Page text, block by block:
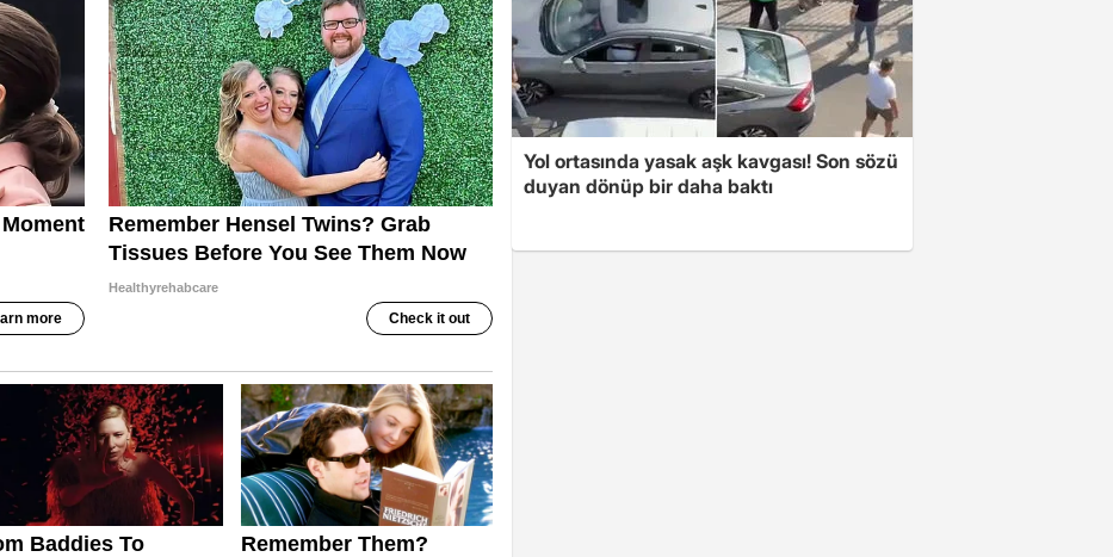
Yol ortasında yasak aşk kavgası! Son sözü
duyan dönüp bir daha baktı